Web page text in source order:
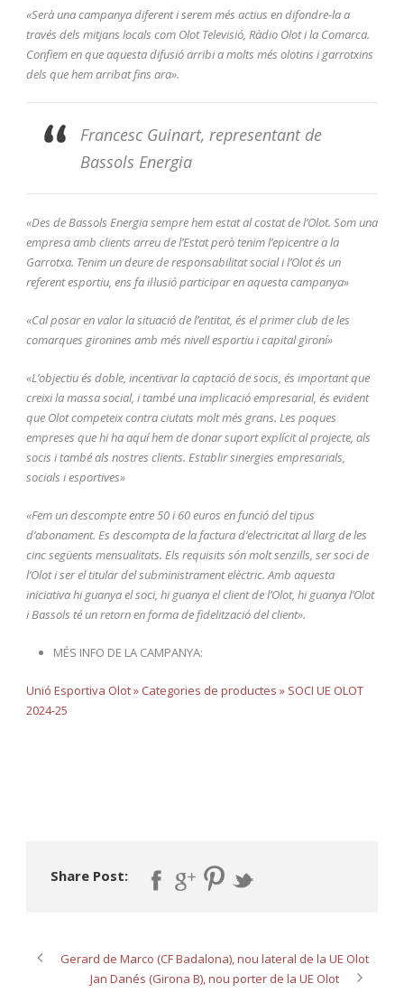
«Serà una campanya diferent i serem més actius en difondre-la a
través dels mitjans locals com Olot Televisió, Ràdio Olot i la Comarca.
Confiem en que aquesta difusió arribi a molts més olotins i garrotxins
dels que hem arribat fins ara».
Francesc Guinart, representant de
Bassols Energia
«Des de Bassols Energia sempre hem estat al costat de l’Olot. Som una
empresa amb clients arreu de l’Estat però tenim l’epicentre a la
Garrotxa. Tenim un deure de responsabilitat social i l’Olot és un
referent esportiu, ens fa il·lusió participar en aquesta campanya»
«Cal posar en valor la situació de l’entitat, és el primer club de les
comarques gironines amb més nivell esportiu i capital gironí»
«L’objectiu és doble, incentivar la captació de socis, és important que
creixi la massa social, i també una implicació empresarial, és evident
que Olot competeix contra ciutats molt més grans. Les poques
empreses que hi ha aquí hem de donar suport explícit al projecte, als
socis i també als nostres clients. Establir sinergies empresarials,
socials i esportives»
«Fem un descompte entre 50 i 60 euros en funció del tipus
d’abonament. Es descompta de la factura d’electricitat al llarg de les
cinc següents mensualitats. Els requisits són molt senzills, ser soci de
l’Olot i ser el titular del subministrament elèctric.Amb aquesta
iniciativa hi guanya el soci, hi guanya el client de l’Olot, hi guanya l’Olot
i Bassols té un retorn en forma de fidelització del client».
MÉS INFO DE LA CAMPANYA:
Unió Esportiva Olot » Categories de productes » SOCI UE OLOT
2024-25
Share Post:
Gerard de Marco (CF Badalona), nou lateral de la UE Olot
Jan Danés (Girona B), nou porter de la UE Olot